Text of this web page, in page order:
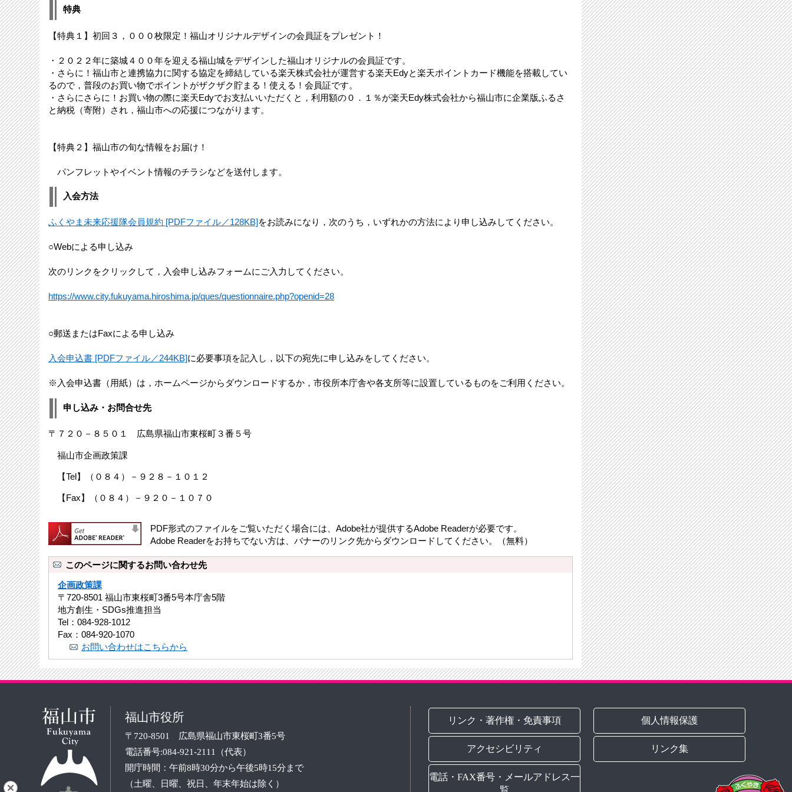
特典
【特典１】初回３，０００枚限定！福山オリジナルデザインの会員証をプレゼント！
・２０２２年に築城４００年を迎える福山城をデザインした福山オリジナルの会員証です。
・さらに！福山市と連携協力に関する協定を締結している楽天株式会社が運営する楽天Edyと楽天ポイントカード機能を搭載してい
るので，普段のお買い物でポイントがザクザク貯まる！使える！会員証です。
・さらにさらに！お買い物の際に楽天Edyでお支払いいただくと，利用額の０．１％が楽天Edy株式会社から福山市に企業版ふるさ
と納税（寄附）され，福山市への応援につながります。
【特典２】福山市の旬な情報をお届け！
パンフレットやイベント情報のチラシなどを送付します。
入会方法
ふくやま未来応援隊会員規約 [PDFファイル／128KB]をお読みになり，次のうち，いずれかの方法により申し込みしてください。
○Webによる申し込み
次のリンクをクリックして，入会申し込みフォームにご入力してください。
https://www.city.fukuyama.hiroshima.jp/ques/questionnaire.php?openid=28
○郵送またはFaxによる申し込み
入会申込書 [PDFファイル／244KB]に必要事項を記入し，以下の宛先に申し込みをしてください。
※入会申込書（用紙）は，ホームページからダウンロードするか，市役所本庁舎や各支所等に設置しているものをご利用ください。
申し込み・お問合せ先
〒７２０－８５０１ 広島県福山市東桜町３番５号
福山市企画政策課
【Tel】（０８４）－９２８－１０１２
【Fax】（０８４）－９２０－１０７０
PDF形式のファイルをご覧いただく場合には、Adobe社が提供するAdobe Readerが必要です。
Adobe Readerをお持ちでない方は、バナーのリンク先からダウンロードしてください。（無料）
このページに関するお問い合わせ先
企画政策課
〒720-8501 福山市東桜町3番5号本庁舎5階
地方創生・SDGs推進担当
Tel：084-928-1012
Fax：084-920-1070
お問い合わせはこちらから
福山市役所
〒720-8501 広島県福山市東桜町3番5号
電話番号:084-921-2111（代表）
開庁時間：午前8時30分から午後5時15分まで
（土曜、日曜、祝日、年末年始は除く）
リンク・著作権・免責事項 個人情報保護
アクセシビリティ リンク集
電話・FAX番号・メールアドレス一